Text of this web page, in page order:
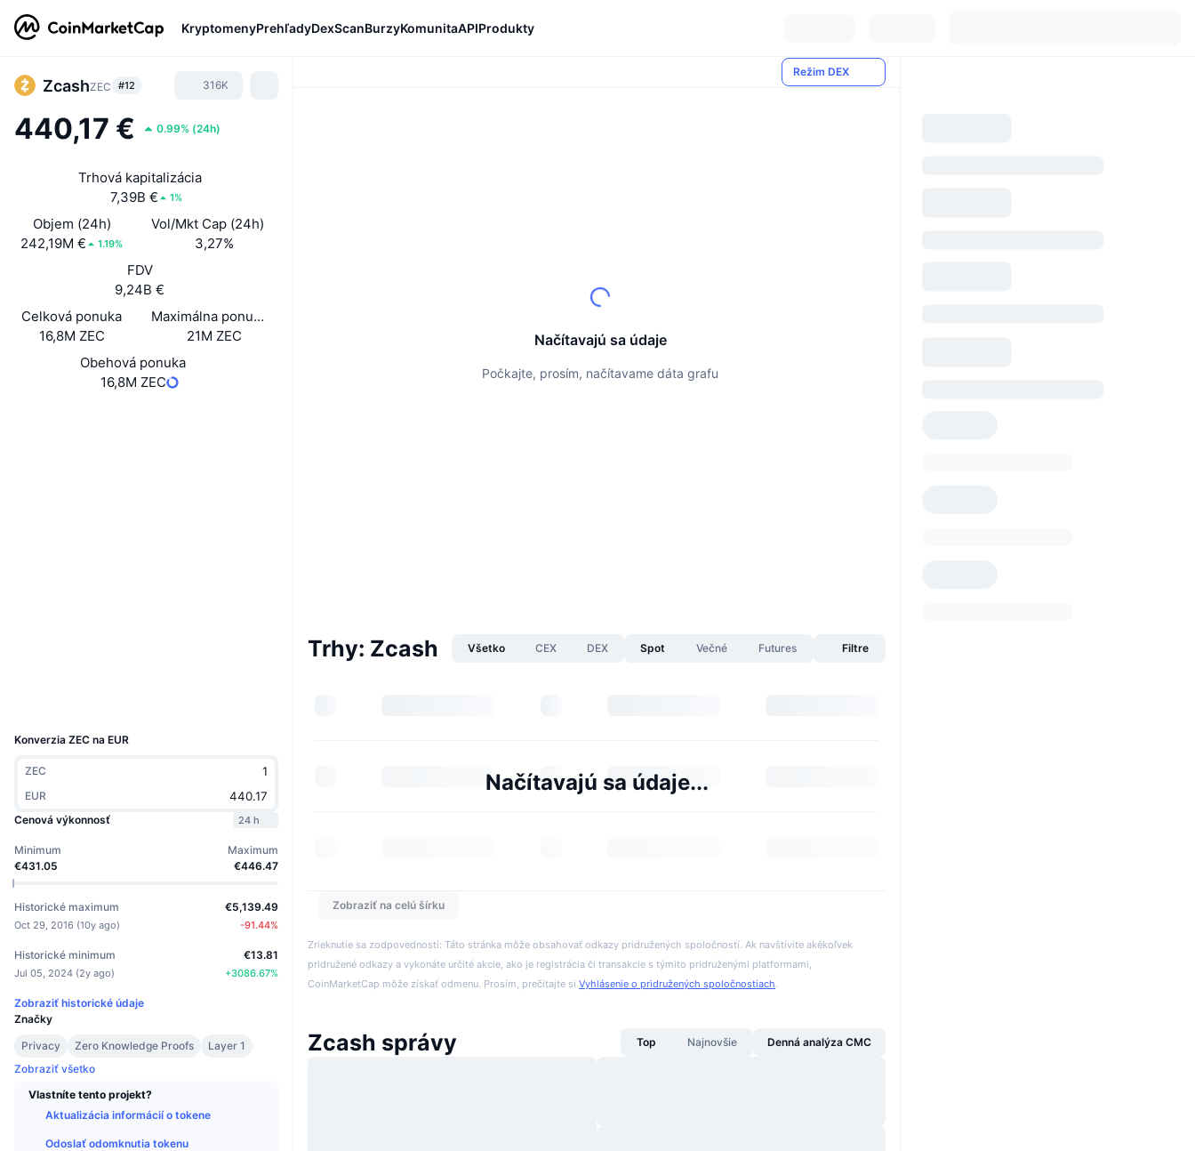
KryptomenyPrehľadyDexScanBurzyKomunitaAPIProdukty
ZcashZEC #12 316K
440,17 € 0.99% (24h)
Trhová kapitalizácia
7,39B €
1%
Objem (24h)
242,19M €
1.19%
Vol/Mkt Cap (24h)
3,27%
FDV
9,24B €
Celková ponuka
16,8M ZEC
Maximálna ponuka
21M ZEC
Obehová ponuka
16,8M ZEC
Konverzia ZEC na EUR
ZEC
EUR
Cenová výkonnosť
24 h
Minimum
€431.05
Maximum
€446.47
Historické maximum
Oct 29, 2016 (10y ago)
€5,139.49
-91.44%
Historické minimum
Jul 05, 2024 (2y ago)
€13.81
+3086.67%
Zobraziť historické údaje
Značky
Privacy
Zero Knowledge Proofs
Layer 1
Zobraziť všetko
Vlastníte tento projekt?
Aktualizácia informácií o tokene
Odoslať odomknutia tokenu
Režim DEX
Načítavajú sa údaje
Počkajte, prosím, načítavame dáta grafu
Trhy: Zcash Všetko CEX DEX Spot Večné Futures Filtre
Načítavajú sa údaje...
Zobraziť na celú šírku
Zrieknutie sa zodpovednosti: Táto stránka môže obsahovať odkazy pridružených spoločností. Ak navštívite akékoľvek
pridružené odkazy a vykonáte určité akcie, ako je registrácia či transakcie s týmito pridruženými platformami,
CoinMarketCap môže získať odmenu. Prosím, prečítajte si Vyhlásenie o pridružených spoločnostiach.
Zcash správy Top Najnovšie Denná analýza CMC